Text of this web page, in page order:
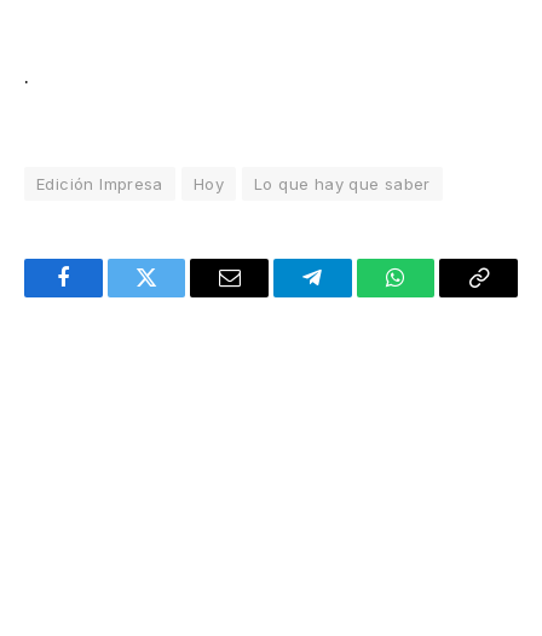
.
Edición Impresa Hoy Lo que hay que saber
FacebookTwitter Email TelegramWhatsAppCopy